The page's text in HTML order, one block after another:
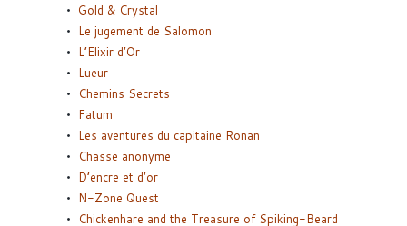
Gold & Crystal
Le jugement de Salomon
L’Elixir d’Or
Lueur
Chemins Secrets
Fatum
Les aventures du capitaine Ronan
Chasse anonyme
D’encre et d’or
N-Zone Quest
Chickenhare and the Treasure of Spiking-Beard